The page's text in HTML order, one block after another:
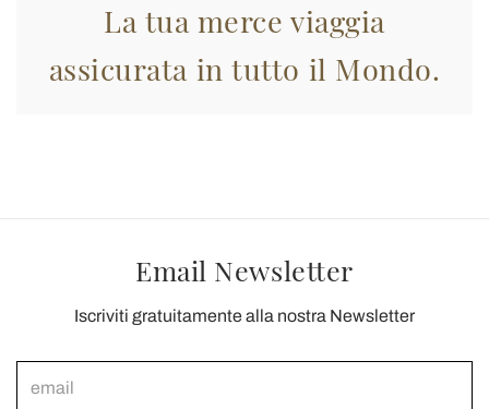
La tua merce viaggia
assicurata in tutto il Mondo.
Email Newsletter
Iscriviti gratuitamente alla nostra Newsletter